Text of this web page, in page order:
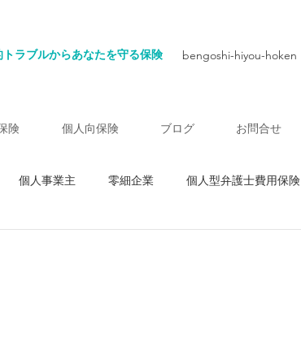
トラブルからあなたを守る保険 bengoshi-hiyou-hoken​
険 個人向保険 ブログ お問合せ
個人事業主 零細企業 個人型弁護士費用保険